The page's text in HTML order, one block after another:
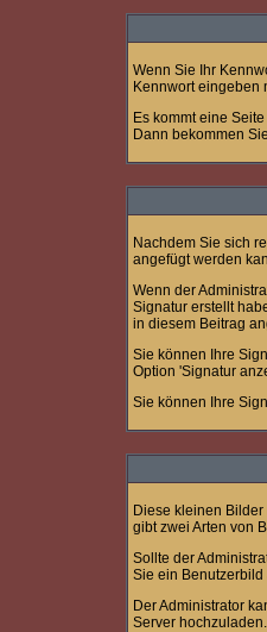
Wenn Sie Ihr
Kennwort eingeben
Es kommt eine
Dann bekommen
Nachdem Sie sich
angefügt werden
Wenn der
Signatur erstellt
in diesem Beitrag
Sie können Ihre
Option 'Signatur
Sie können Ihre
Diese kleinen Bilder
gibt zwei Arten von
Sollte der
Sie ein
Der Administrator
Server hochzuladen.